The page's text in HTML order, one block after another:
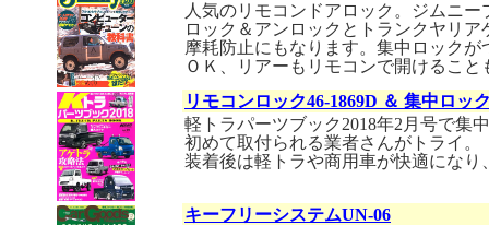
人気のリモコンドアロック。ジムニ
ロック＆アンロックとトランクヤリ
摩耗防止にもなります。集中ロック
ＯＫ、リアーもリモコンで開けること
リモコンロック46-1869D ＆ 集中ロッ
軽トラパーツブック2018年2月号で集
初めて取付られる業者さんがトライ。
装着後は軽トラや商用車が快適にな
キーフリーシステムUN-06